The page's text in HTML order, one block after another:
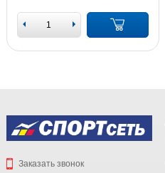
Заказать звонок